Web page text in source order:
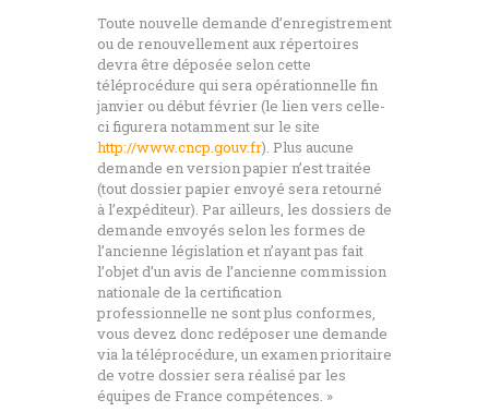
Toute nouvelle demande d’enregistrement
ou de renouvellement aux répertoires
devra être déposée selon cette
téléprocédure qui sera opérationnelle fin
janvier ou début février (le lien vers celle-
ci figurera notamment sur le site
http://www.cncp.gouv.fr). Plus aucune
demande en version papier n’est traitée
(tout dossier papier envoyé sera retourné
à l’expéditeur). Par ailleurs, les dossiers de
demande envoyés selon les formes de
l’ancienne législation et n’ayant pas fait
l’objet d’un avis de l’ancienne commission
nationale de la certification
professionnelle ne sont plus conformes,
vous devez donc redéposer une demande
via la téléprocédure, un examen prioritaire
de votre dossier sera réalisé par les
équipes de France compétences. »